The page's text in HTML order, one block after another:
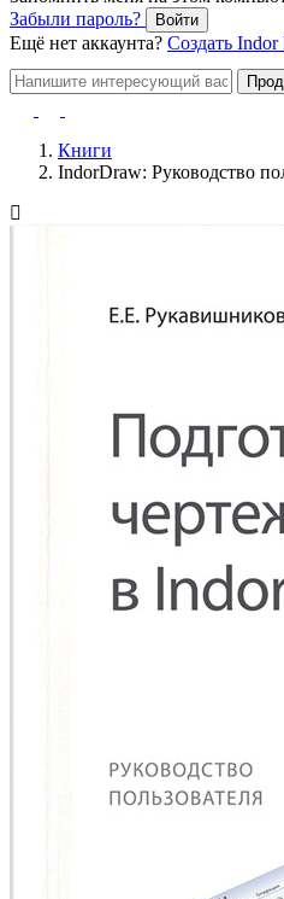
Забыли пароль?
Войти
Ещё нет аккаунта? Создать Indor
Книги
IndorDraw: Руководство